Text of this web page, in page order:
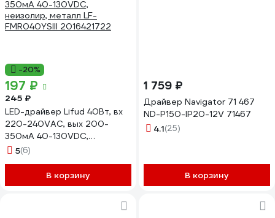
-20%
197 ₽
245 ₽
LED-драйвер Lifud 40Вт, вх
220-240VAC, вых 200-
350мА 40-130VDC,
неизолир, металл LF-
5(6)
В корзину
1 759 ₽
Драйвер Navigator 71 467
ND-P150-IP20-12V 71467
4.1(25)
В корзину